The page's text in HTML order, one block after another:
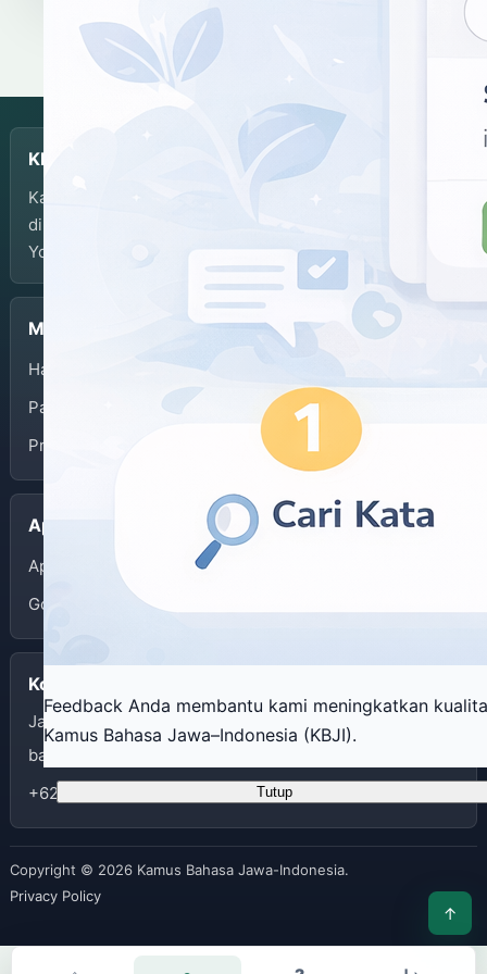
Feedback Anda membantu kami meningkatkan
Kamus Bahasa Jawa–Indonesia (KBJI).
Tutup
KBJI
Kamus Bahasa Jawa-Indonesia dikembangkan dan
dikelola oleh Balai Bahasa Provinsi Daerah Istimewa
Yogyakarta.
Menu
Halaman Depan
Panduan Penggunaan
Privacy Policy
Aplikasi
App Store
Google Play
Kontak
Jalan I Dewa Nyoman Oka 34 Yogyakarta
balaibahasadiy@kemendikdasmen.go.id
+62274562070
Copyright © 2026 Kamus Bahasa Jawa-Indonesia.
Privacy Policy
↑